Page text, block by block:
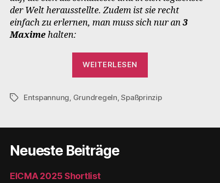
der Welt herausstellte. Zudem ist sie recht
einfach zu erlernen, man muss sich nur an3
Maximehalten:
WEITERLESEN
Schlagwörter
Entspannung Grundregeln ,Spaßprinzip
Neueste Beiträge
EICMA 2025 Shortlist